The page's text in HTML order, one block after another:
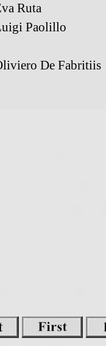
Ruta
Paolillo
De Fabritiis